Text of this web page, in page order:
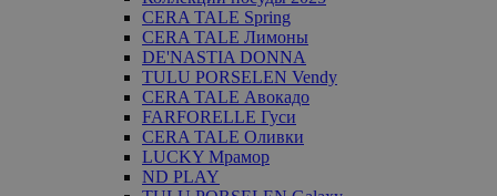
CERA TALE Spring
CERA TALE Лимоны
DE'NASTIA DONNA
TULU PORSELEN Vendy
CERA TALE Авокадо
FARFORELLE Гуси
CERA TALE Оливки
LUCKY Мрамор
ND PLAY